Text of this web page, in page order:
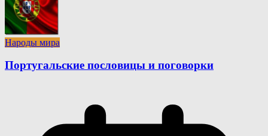
Народы мира
Португальские пословицы и поговорки